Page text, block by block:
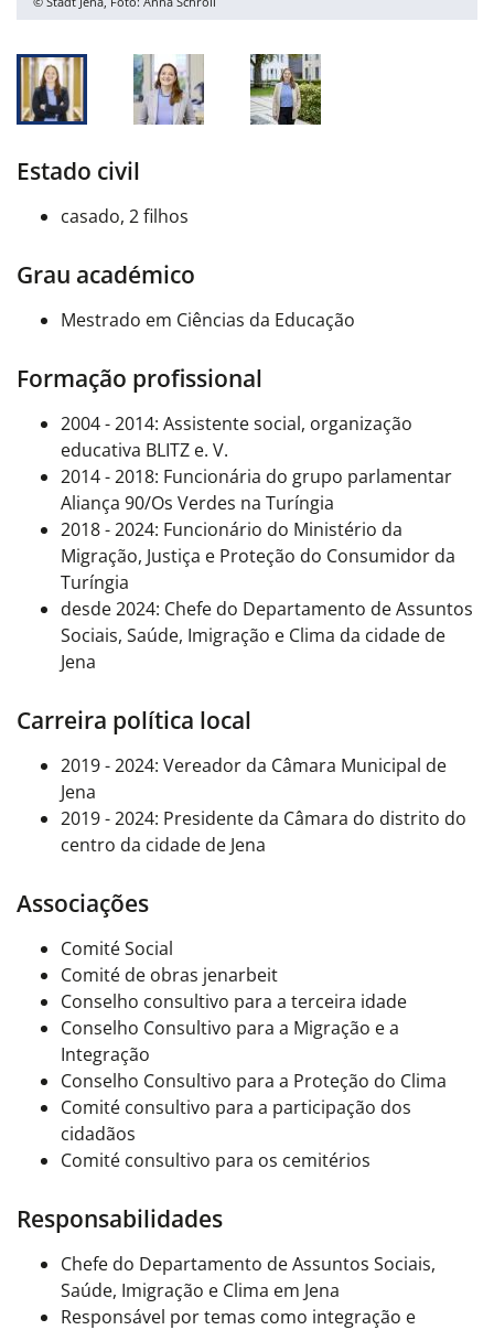
Estado civil
casado, 2 filhos
Grau académico
Mestrado em Ciências da Educação
Formação profissional
2004 - 2014: Assistente social, organização
educativa BLITZ e. V.
2014 - 2018: Funcionária do grupo parlamentar
Aliança 90/Os Verdes na Turíngia
2018 - 2024: Funcionário do Ministério da
Migração, Justiça e Proteção do Consumidor da
Turíngia
desde 2024: Chefe do Departamento de Assuntos
Sociais, Saúde, Imigração e Clima da cidade de
Jena
Carreira política local
2019 - 2024: Vereador da Câmara Municipal de
Jena
2019 - 2024: Presidente da Câmara do distrito do
centro da cidade de Jena
Associações
Comité Social
Comité de obras jenarbeit
Conselho consultivo para a terceira idade
Conselho Consultivo para a Migração e a
Integração
Conselho Consultivo para a Proteção do Clima
Comité consultivo para a participação dos
cidadãos
Comité consultivo para os cemitérios
Responsabilidades
Chefe do Departamento de Assuntos Sociais,
Saúde, Imigração e Clima em Jena
Responsável por temas como integração e